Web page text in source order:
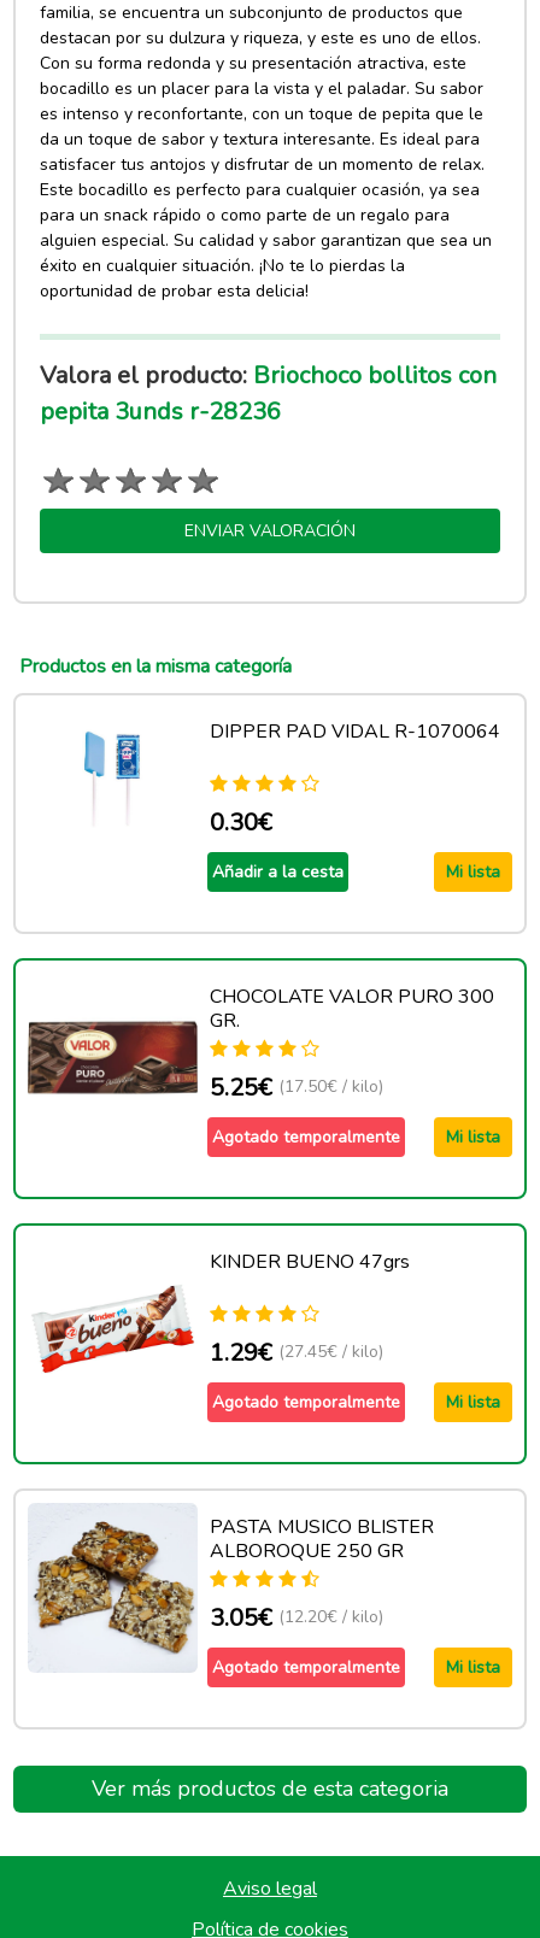
familia, se encuentra un subconjunto de productos que
destacan por su dulzura y riqueza, y este es uno de ellos.
Con su forma redonda y su presentación atractiva, este
bocadillo es un placer para la vista y el paladar. Su sabor
es intenso y reconfortante, con un toque de pepita que le
da un toque de sabor y textura interesante. Es ideal para
satisfacer tus antojos y disfrutar de un momento de relax.
Este bocadillo es perfecto para cualquier ocasión, ya sea
para un snack rápido o como parte de un regalo para
alguien especial. Su calidad y sabor garantizan que sea un
éxito en cualquier situación. ¡No te lo pierdas la
oportunidad de probar esta delicia!
Valora el producto: Briochoco bollitos con
pepita 3unds r-28236
ENVIAR VALORACIÓN
Productos en la misma categoría
DIPPER PAD VIDAL R-1070064
0.30€
Añadir a la cesta Mi lista
CHOCOLATE VALOR PURO 300
GR.
5.25€ (17.50€ / kilo)
Agotado temporalmente Mi lista
KINDER BUENO 47grs
1.29€ (27.45€ / kilo)
Agotado temporalmente Mi lista
PASTA MUSICO BLISTER
ALBOROQUE 250 GR
3.05€ (12.20€ / kilo)
Agotado temporalmente Mi lista
Ver más productos de esta categoria
Aviso legal
Política de cookies